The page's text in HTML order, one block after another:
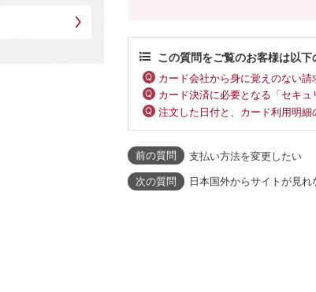
この質問をご覧のお客様は以
カード会社から身に覚えのない請
カード決済に必要となる「セキ
注文した日付と、カード利用明
支払い方法を変更したい
日本国外からサイトが見れ